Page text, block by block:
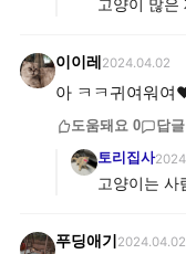
고양이 많
이이레 2024.04.02
아 ㅋㅋ귀여워
도움돼요 0 답글
토리집사
고양이는
푸딩애기 2024.04.02